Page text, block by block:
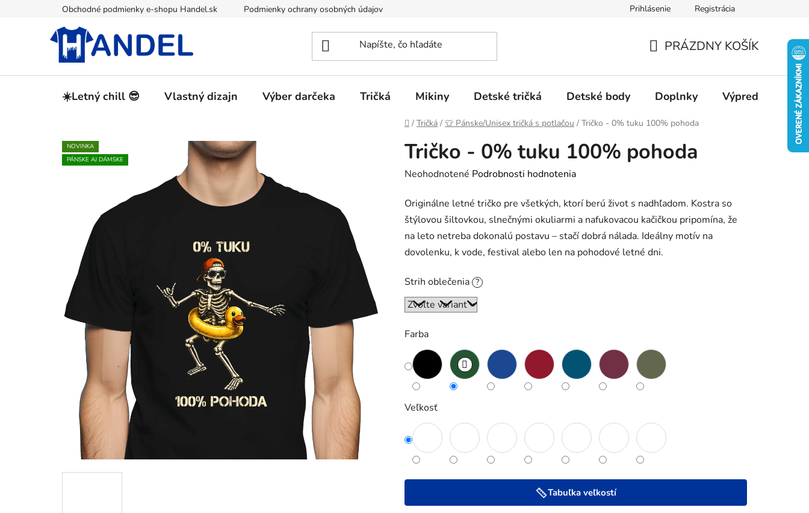
Obchodné podmienky e-shopu Handel.sk Podmienky ochrany osobných údajov Veľkostné tabuľky Ako sa starať o textil
Prihlásenie Registrácia
KOŠÍK
PRÁZDNY KOŠÍK
☀️Letný chill 😎 Vlastný dizajn Výber darčeka Tričká Mikiny Detské tričká Detské body Doplnky Výpredaj
Domov
/ Tričká / 👕 Pánske/Unisex tričká s potlačou / Tričko - 0% tuku 100% pohoda
Tričko - 0% tuku 100% pohoda
Priemerné
produktu
je
0,0
z
hviezdičiek.
Neohodnotené Podrobnosti hodnotenia
Originálne letné tričko pre všetkých, ktorí berú život s nadhľadom. Kostra so
štýlovou šiltovkou, slnečnými okuliarmi a nafukovacou kačičkou pripomína, že
na leto netreba dokonalú postavu – stačí dobrá nálada. Ideálny motív na
dovolenku, k vode, festival alebo len na pohodové letné dni.
Strih oblečenia ?
Farba
Veľkosť
Tabuľka veľkostí
NOVINKA
PÁNSKE AJ DÁMSKE